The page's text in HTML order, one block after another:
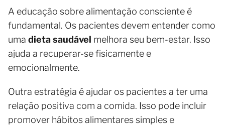
A educação sobre alimentação consciente é
fundamental. Os pacientes devem entender como
uma dieta saudável melhora seu bem-estar. Isso
ajuda a recuperar-se fisicamente e
emocionalmente.
Outra estratégia é ajudar os pacientes a ter uma
relação positiva com a comida. Isso pode incluir
promover hábitos alimentares simples e